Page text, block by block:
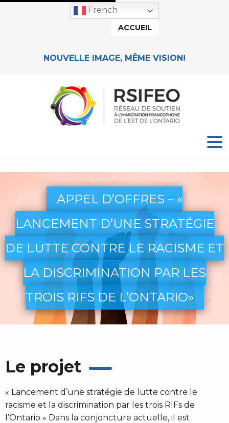
NOUVELLE IMAGE, MÊME VISION!
French
ACCUEIL
APPEL D’OFFRES – «
LANCEMENT D’UNE STRATÉGIE
DE LUTTE CONTRE LE RACISME ET
LA DISCRIMINATION PAR LES
TROIS RIFS DE L’ONTARIO»
Le projet
« Lancement d’une stratégie de lutte contre le
racisme et la discrimination par les trois RIFs de
l’Ontario » Dans la conjoncture actuelle, il est